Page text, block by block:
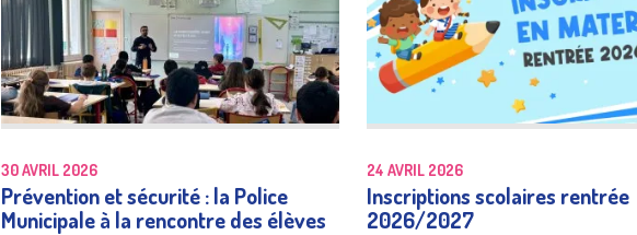
30 AVRIL 2026
Prévention et sécurité : la Police
Municipale à la rencontre des élèves
24 AVRIL 2026
Inscriptions scolaires rentrée
2026/2027